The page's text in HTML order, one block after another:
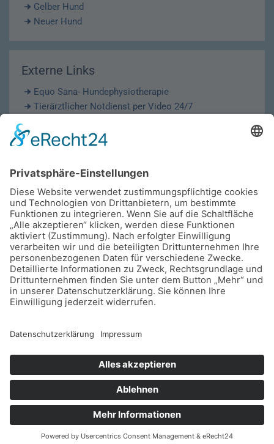
Gelber Hund
Neuer Hund
Externe Links
Equo Sana- Hundephysiotherapie
Tierärztlicher Notdienst per Video 24/7
Kleintierpraxis Franziska Kähler
21684 Stade - Wiepenkathen
04141 - 40 32 66
info@tieraerztinkaehler.de
Kontakt
Datenschutz
Cookie-Einstellungen